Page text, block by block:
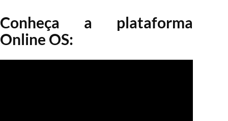
Conheça a plataforma
Online OS: